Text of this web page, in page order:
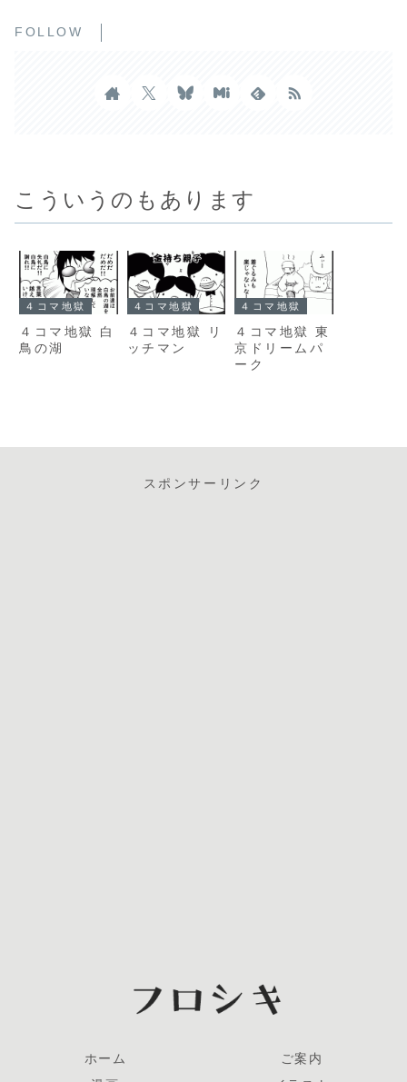
FOLLOW
こういうのもあります
４コマ地獄
４コマ地獄 白
鳥の湖
４コマ地獄
４コマ地獄 リ
ッチマン
４コマ地獄
４コマ地獄 東
京ドリームパ
ーク
スポンサーリンク
ホーム
ご案内